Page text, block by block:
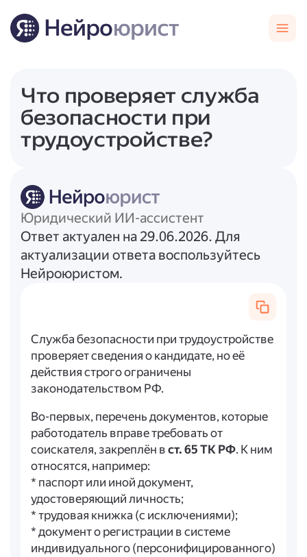
Что проверяет служба
безопасности при
трудоустройстве?
Юридический ИИ-ассистент
Ответ актуален на 29.06.2026. Для
актуализации ответа воспользуйтесь
Нейроюристом.
Служба безопасности при трудоустройстве
проверяет сведения о кандидате, но её
действия строго ограничены
законодательством РФ.
Во-первых, перечень документов, которые
работодатель вправе требовать от
соискателя, закреплён в ст. 65 ТК РФ. К ним
относятся, например:
* паспорт или иной документ,
удостоверяющий личность;
* трудовая книжка (с исключениями);
* документ о регистрации в системе
индивидуального (персонифицированного)